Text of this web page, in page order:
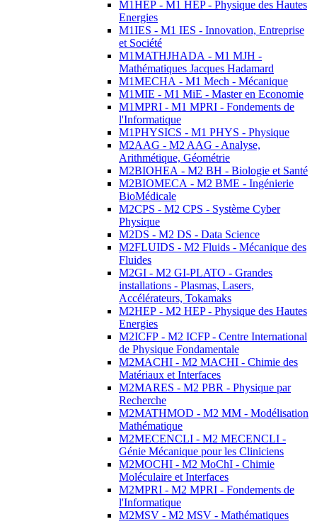
M1HEP - M1 HEP - Physique des Hautes
Energies
M1IES - M1 IES - Innovation, Entreprise
et Société
M1MATHJHADA - M1 MJH -
Mathématiques Jacques Hadamard
M1MECHA - M1 Mech - Mécanique
M1MIE - M1 MiE - Master en Economie
M1MPRI - M1 MPRI - Fondements de
l'Informatique
M1PHYSICS - M1 PHYS - Physique
M2AAG - M2 AAG - Analyse,
Arithmétique, Géométrie
M2BIOHEA - M2 BH - Biologie et Santé
M2BIOMECA - M2 BME - Ingénierie
BioMédicale
M2CPS - M2 CPS - Système Cyber
Physique
M2DS - M2 DS - Data Science
M2FLUIDS - M2 Fluids - Mécanique des
Fluides
M2GI - M2 GI-PLATO - Grandes
installations - Plasmas, Lasers,
Accélérateurs, Tokamaks
M2HEP - M2 HEP - Physique des Hautes
Energies
M2ICFP - M2 ICFP - Centre International
de Physique Fondamentale
M2MACHI - M2 MACHI - Chimie des
Matériaux et Interfaces
M2MARES - M2 PBR - Physique par
Recherche
M2MATHMOD - M2 MM - Modélisation
Mathématique
M2MECENCLI - M2 MECENCLI -
Génie Mécanique pour les Cliniciens
M2MOCHI - M2 MoChI - Chimie
Moléculaire et Interfaces
M2MPRI - M2 MPRI - Fondements de
l'Informatique
M2MSV - M2 MSV - Mathématiques